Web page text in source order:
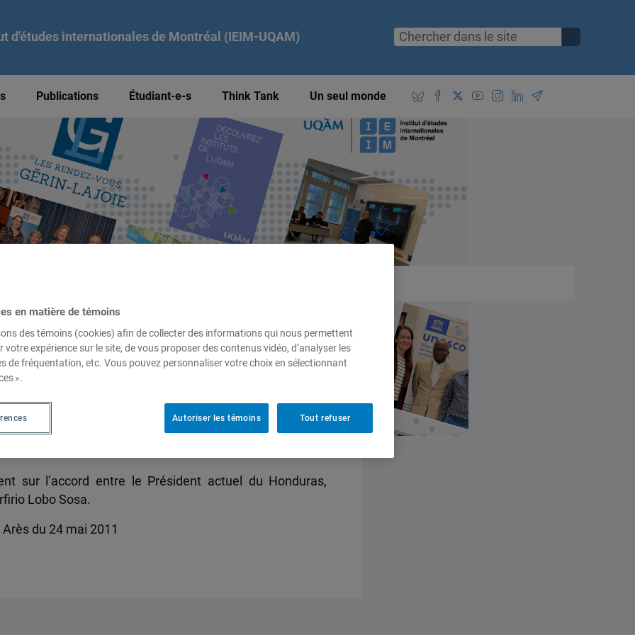
d'études internationales de Montréal (IEIM-UQAM)
Publications Étudiant-e-s Think Tank Un seul monde
au Honduras
2011,Mathieu Arès
sur l’accord entre le Président actuel du Honduras,
Lobo Sosa.
du 24 mai 2011
en matière de témoins
des témoins (cookies) afin de collecter des informations qui nous permettent
votre expérience sur le site, de vous proposer des contenus vidéo, d’analyser les
de fréquentation, etc. Vous pouvez personnaliser votre choix en sélectionnant
».
Tout refuser
Autoriser les témoins